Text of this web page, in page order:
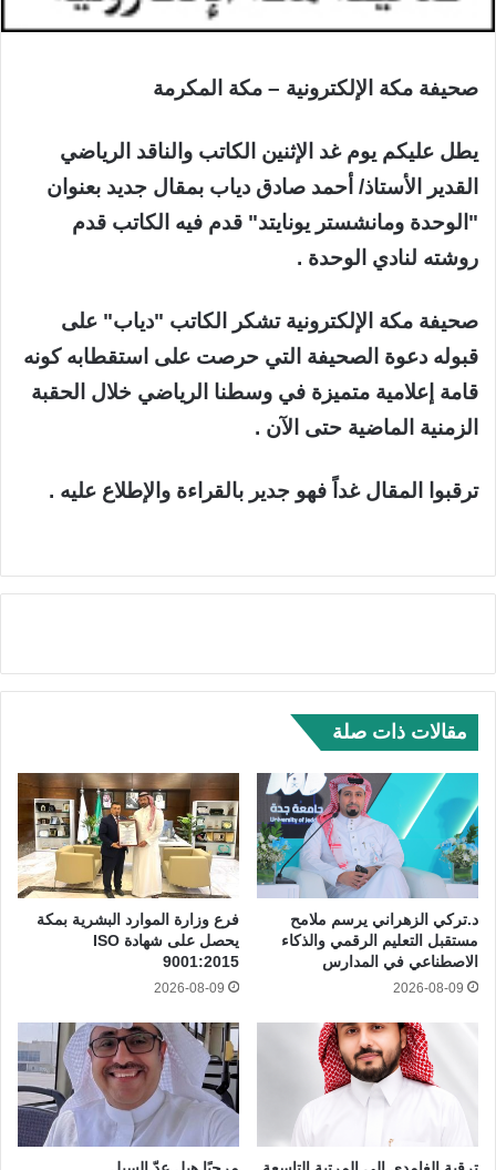
صحيفة مكة الإلكترونية – مكة المكرمة
يطل عليكم يوم غد الإثنين الكاتب والناقد الرياضي
القدير الأستاذ/ أحمد صادق دياب بمقال جديد بعنوان
"الوحدة ومانشستر يونايتد" قدم فيه الكاتب قدم
روشته لنادي الوحدة .
صحيفة مكة الإلكترونية تشكر الكاتب "دياب" على
قبوله دعوة الصحيفة التي حرصت على استقطابه كونه
قامة إعلامية متميزة في وسطنا الرياضي خلال الحقبة
الزمنية الماضية حتى الآن .
ترقبوا المقال غداً فهو جدير بالقراءة والإطلاع عليه .
مقالات ذات صلة
د.تركي الزهراني يرسم ملامح
مستقبل التعليم الرقمي والذكاء
الاصطناعي في المدارس
2026-08-09
فرع وزارة الموارد البشرية بمكة
يحصل على شهادة ISO
9001:2015
2026-08-09